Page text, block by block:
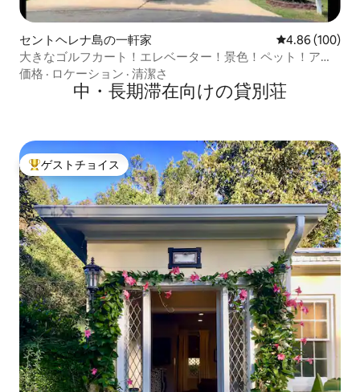
セントヘレナ島の一軒家 レビュー100
4.86 (100)
大きなゴルフカート！エレベーター！景色！ペット！アク
セシビリティ対応！
価格 · ロケーション · 清潔さ
中・長期滞在向けの貸別荘
大好評のゲストチョイスです。
ゲストチョイス